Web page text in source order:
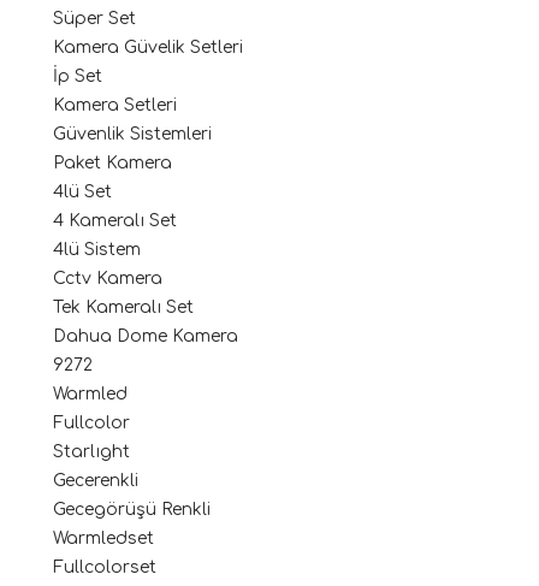
Süper Set
Kamera Güvelik Setleri
İp Set
Kamera Setleri
Güvenlik Sistemleri
Paket Kamera
4lü Set
4 Kameralı Set
4lü Sistem
Cctv Kamera
Tek Kameralı Set
Dahua Dome Kamera
9272
Warmled
Fullcolor
Starlıght
Gecerenkli
Gecegörüşü Renkli
Warmledset
Fullcolorset